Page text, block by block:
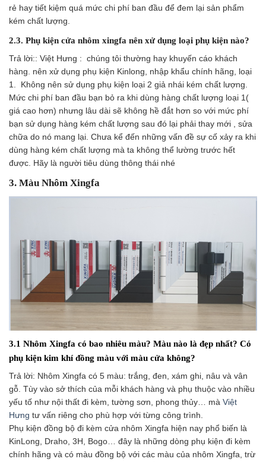
rẻ hay tiết kiệm quá mức chi phí ban đầu để đem lại sản phẩm
kém chất lượng.
2.3. Phụ kiện cửa nhôm xingfa nên xử dụng loại phụ kiện nào?
Trả lời:: Việt Hưng : chúng tôi thường hay khuyến cáo khách
hàng. nên xử dụng phụ kiện Kinlong, nhập khẩu chính hãng, loại
1. Không nên sử dụng phụ kiện loại 2 giả nhái kém chất lượng.
Mức chi phí ban đầu bạn bỏ ra khi dùng hàng chất lượng loại 1(
giá cao hơn) nhưng lâu dài sẽ không hề đắt hơn so với mức phí
bạn sử dụng hàng kém chất lượng sau đó lại phải thay mới , sửa
chữa do nó mang lại. Chưa kể đến những vấn đề sự cố xảy ra khi
dùng hàng kém chất lượng mà ta không thể lường trước hết
được. Hãy là người tiêu dùng thông thái nhé
3. Màu Nhôm Xingfa
3.1 Nhôm Xingfa có bao nhiêu màu? Màu nào là đẹp nhất? Có
phụ kiện kim khí đồng màu với màu cửa không?
Trả lời: Nhôm Xingfa có 5 màu: trắng, đen, xám ghi, nâu và vân
gỗ. Tùy vào sở thích của mỗi khách hàng và phụ thuộc vào nhiều
yếu tố như nội thất đi kèm, tường sơn, phong thủy… mà Việt
Hưng tư vấn riêng cho phù hợp với từng công trình.
Phụ kiện đồng bộ đi kèm cửa nhôm Xingfa hiện nay phổ biến là
KinLong, Draho, 3H, Bogo… đây là những dòng phụ kiện đi kèm
chính hãng và có màu đồng bộ với các màu của nhôm Xingfa, trừ